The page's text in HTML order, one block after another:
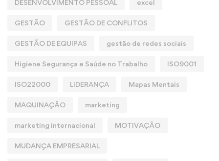
DESENVOLVIMENTO PESSOAL excel
GESTÃO GESTÃO DE CONFLITOS
GESTÃO DE EQUIPAS gestão de redes sociais
Higiene Segurança e Saúde no Trabalho ISO9001
ISO22000 LIDERANÇA Mapas Mentais
MAQUINAÇÃO marketing
marketing internacional MOTIVAÇÃO
MUDANÇA EMPRESARIAL